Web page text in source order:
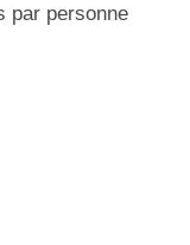
par personne